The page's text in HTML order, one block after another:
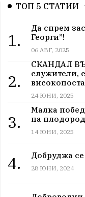
ТОП 5 СТАТИИ
1.
Да спрем
Георги”!
06 АВГ, 2025
2.
СКАНДАЛ
служители,
в мрежа от
24 ЮНИ, 2025
3.
Малка
на
14 ЮНИ, 2025
4. Добруджа
28 ЮНИ, 2024